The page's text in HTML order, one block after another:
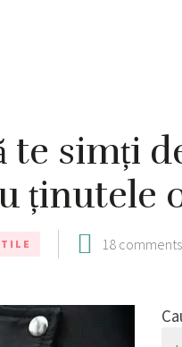
te simți
ținutele
18 comments